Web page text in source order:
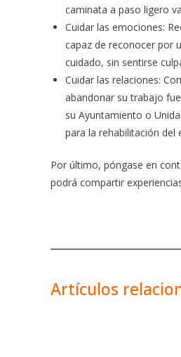
caminata a paso ligero
Cuidar las emociones:
capaz de reconocer por
cuidado, sin sentirse
Cuidar las relaciones:
abandonar su trabajo
su Ayuntamiento o
para la rehabilitación del
Por último, póngase en
podrá compartir
Artículos